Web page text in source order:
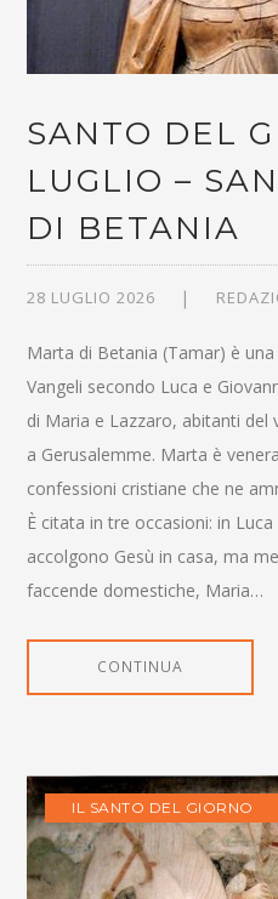
SANTO DEL
LUGLIO –
DI BETANIA
28 LUGLIO 2026
Marta di Betania (Tamar) è
Vangeli secondo Luca e
di Maria e Lazzaro, abitanti del
a Gerusalemme. Marta è
confessioni cristiane che ne
È citata in tre occasioni: in
accolgono Gesù in casa, ma
faccende domestiche, Maria…
CONTINUA
IL SANTO DEL GIORNO